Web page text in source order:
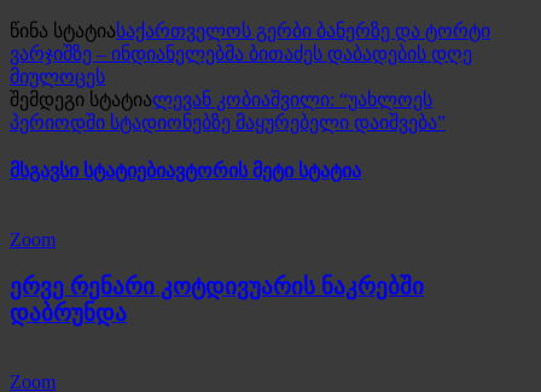
წინა სტატიასაქართველოს გერბი ბანერზე და ტორტი
ვარჯიშზე – ინდიანელებმა ბითაძეს დაბადების დღე
მიულოცეს
შემდეგი სტატიალევან კობიაშვილი: “უახლოეს
პერიოდში სტადიონებზე მაყურებელი დაიშვება”
მსგავსი სტატიებიავტორის მეტი სტატია
Zoom
ერვე რენარი კოტდივუარის ნაკრებში
დაბრუნდა
Zoom